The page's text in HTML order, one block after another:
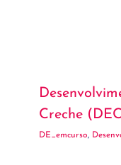
Creche
DE_emcurso,